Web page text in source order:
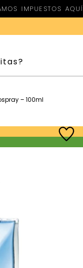
IMPUESTOS AQUÍ
– 100ml